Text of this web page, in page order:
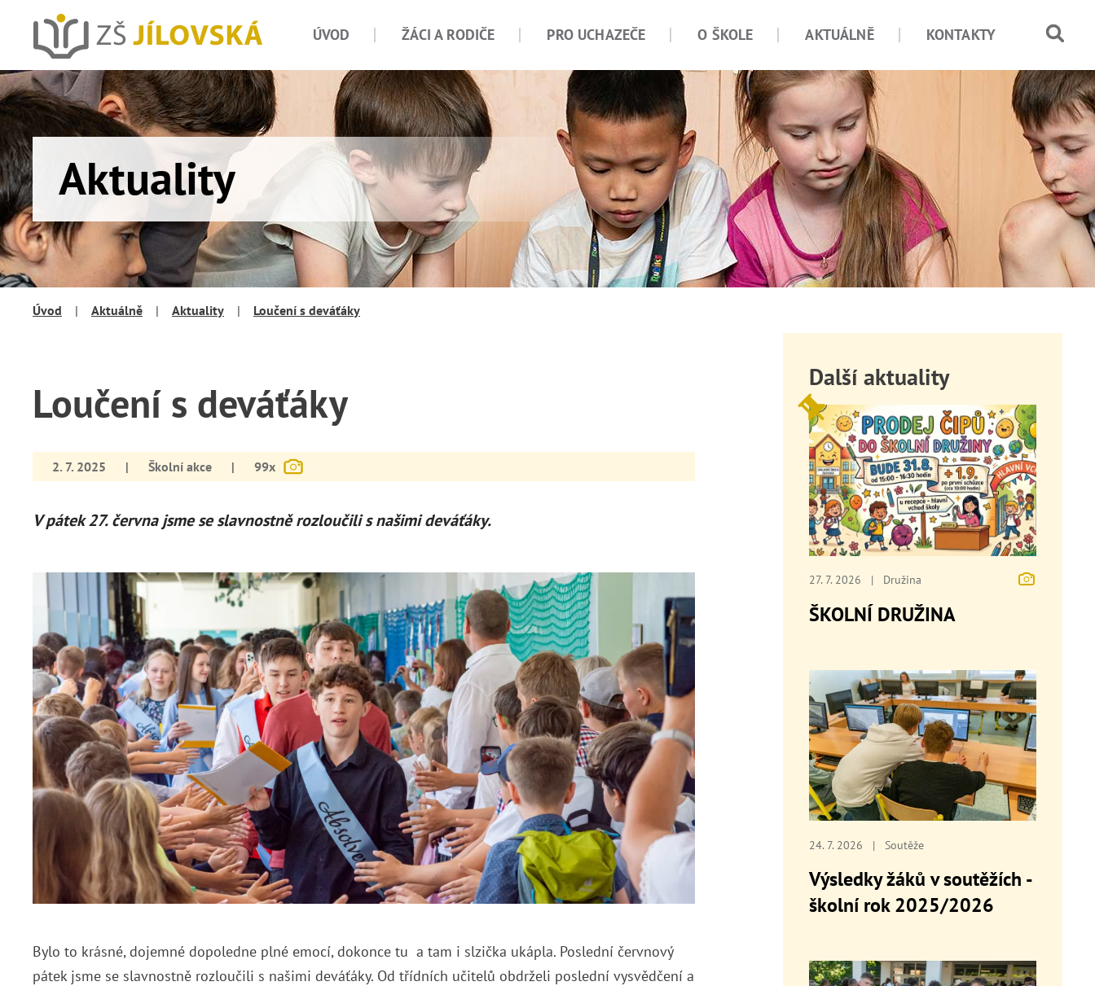
ÚVOD ŽÁCI A RODIČE PRO UCHAZEČE O ŠKOLE AKTUÁLNĚ KONTAKTY
Aktuality
Úvod | Aktuálně | Aktuality | Loučení s deváťáky
Loučení s deváťáky
2. 7. 2025 | Školní akce | 99x
V pátek 27. června jsme se slavnostně rozloučili s našimi deváťáky.
Bylo to krásné, dojemné dopoledne plné emocí, dokonce tu a tam i slzička ukápla. Poslední červnový
pátek jsme se slavnostně rozloučili s našimi deváťáky. Od třídních učitelů obdrželi poslední vysvědčení a
Další aktuality
27. 7. 2026 | Družina
ŠKOLNÍ DRUŽINA
24. 7. 2026 | Soutěže
Výsledky žáků v soutěžích -
školní rok 2025/2026